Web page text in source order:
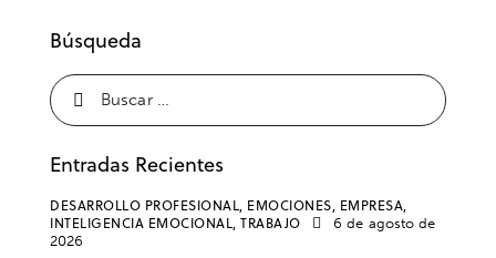
Búsqueda
Entradas Recientes
DESARROLLO PROFESIONAL, EMOCIONES, EMPRESA,
INTELIGENCIA EMOCIONAL, TRABAJO
6 de agosto de
2026